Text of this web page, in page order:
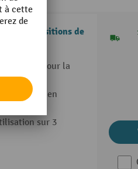
3 positions de
robuste pour la
utilisation en
sur 3